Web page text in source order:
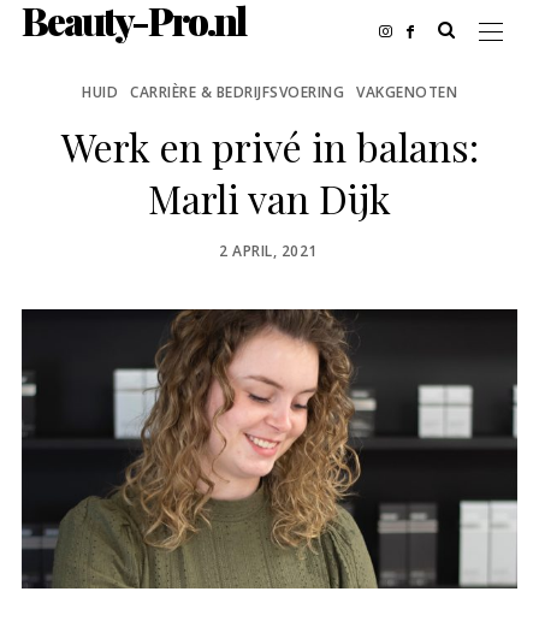
Beauty-Pro.nl
HUID CARRIÈRE & BEDRIJFSVOERING VAKGENOTEN
Werk en privé in balans:
Marli van Dijk
POSTED
2 APRIL, 2021